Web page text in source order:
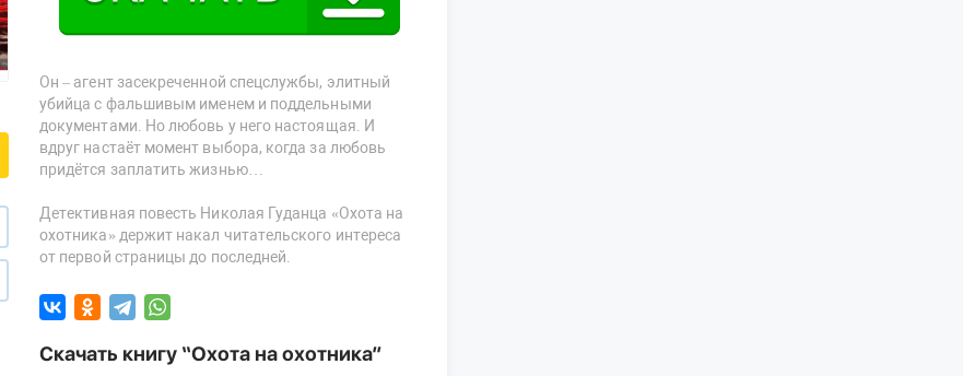
Он – агент засекреченной спецслужбы, элитный
убийца с фальшивым именем и поддельными
документами. Но любовь у него настоящая. И
вдруг настаёт момент выбора, когда за любовь
придётся заплатить жизнью…
Детективная повесть Николая Гуданца «Охота на
охотника» держит накал читательского интереса
от первой страницы до последней.
Скачать книгу “Охота на охотника”